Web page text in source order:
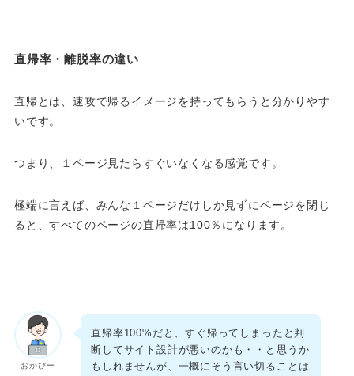
直帰率・離脱率の違い
直帰とは、速攻で帰るイメージを持ってもらうと分かりやす
いです。
つまり、１ページ見たらすぐいなくなる感覚です。
極端に言えば、みんな１ページだけしか見ずにページを閉じ
ると、すべてのページの直帰率は100％になります。
おかぴー
直帰率100%だと、すぐ帰ってしまったと判
断してサイト設計が悪いのかも・・と思うか
もしれませんが、一概にそう言い切ることは